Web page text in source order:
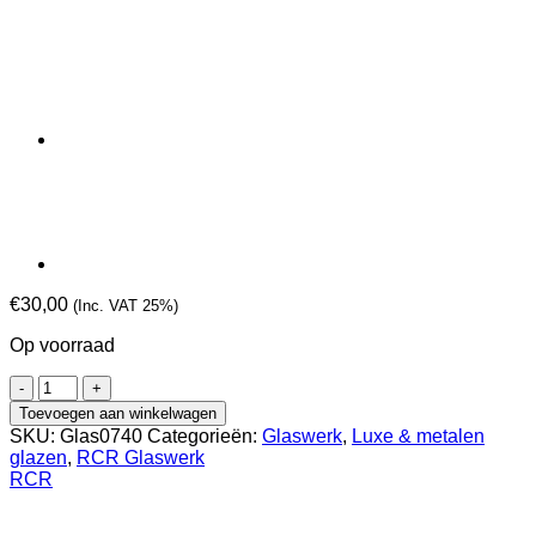
€30,00 (Inc. VAT 25%)
Op voorraad
RCR
Tiki-
glas
Etruria
45
cl
Toevoegen aan winkelwagen
SKU: Glas0740 Categorieën: Glaswerk, Luxe & metalen
glazen, RCR Glaswerk
RCR